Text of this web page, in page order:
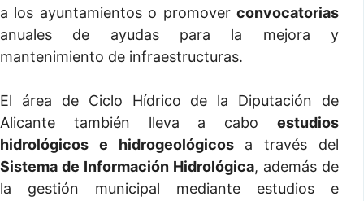
a los ayuntamientos o promover convocatorias
anuales de ayudas para la mejora y
mantenimiento de infraestructuras.
El área de Ciclo Hídrico de la Diputación de
Alicante también lleva a cabo estudios
hidrológicos e hidrogeológicosa través del
Sistema de Información Hidrológica, además de
la gestión municipal mediante estudios e